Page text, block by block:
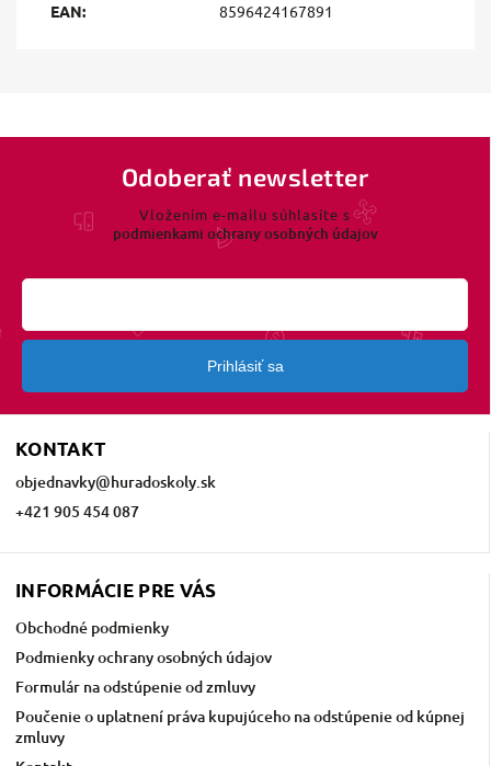
EAN: 8596424167891
KONTAKT
objednavky@huradoskoly.sk
+421 905 454 087
INFORMÁCIE PRE VÁS
Obchodné podmienky
Podmienky ochrany osobných údajov
Formulár na odstúpenie od zmluvy
Poučenie o uplatnení práva kupujúceho na odstúpenie od kúpnej
zmluvy
Odoberať newsletter
Vložením e-mailu súhlasíte s
podmienkami ochrany osobných údajov
Prihlásiť sa